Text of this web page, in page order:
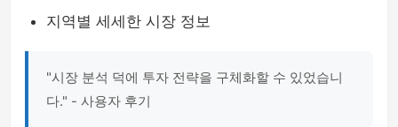
지역별 세세한 시장 정보
"시장 분석 덕에 투자 전략을 구체화할 수 있었습니
다." - 사용자 후기